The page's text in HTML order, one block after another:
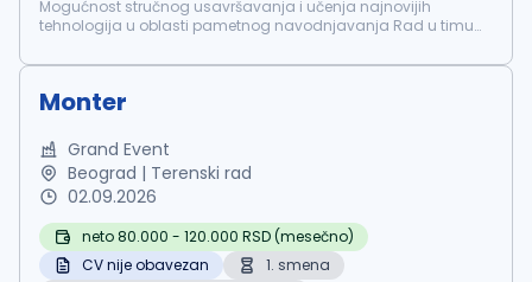
Mogućnost stručnog usavršavanja i učenja najnovijih
tehnologija u oblasti pametnog navodnjavanja Rad u timu
Osnovna zaduženja: Terenskamontaža...
Monter
Grand Event
Beograd | Terenski rad
02.09.2026
neto 80.000 - 120.000 RSD (mesečno)
CV nije obavezan
1. smena